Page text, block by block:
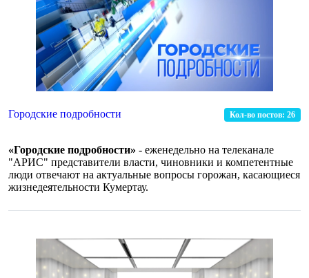
Городские подробности Кол-во постов: 26
«Городские подробности» - еженедельно на телеканале
"АРИС" представители власти, чиновники и компетентные
люди отвечают на актуальные вопросы горожан, касающиеся
жизнедеятельности Кумертау.